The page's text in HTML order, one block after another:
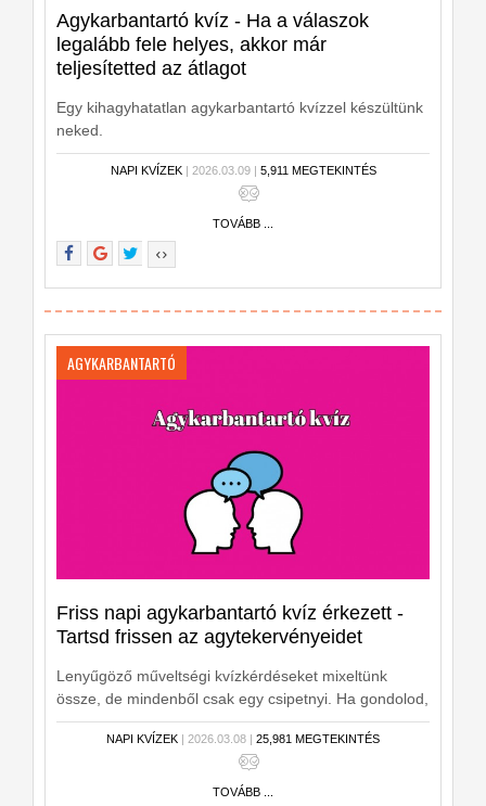
Agykarbantartó kvíz - Ha a válaszok
legalább fele helyes, akkor már
teljesítetted az átlagot
Egy kihagyhatatlan agykarbantartó kvízzel készültünk
neked.
NAPI KVÍZEK| 2026.03.09 | 5,911 MEGTEKINTÉS
TOVÁBB ...
AGYKARBANTARTÓ
Friss napi agykarbantartó kvíz érkezett -
Tartsd frissen az agytekervényeidet
Lenyűgöző műveltségi kvízkérdéseket mixeltünk
össze, de mindenből csak egy csipetnyi. Ha gondolod,
vágjunk is bele rögtön!
NAPI KVÍZEK | 2026.03.08 | 25,981 MEGTEKINTÉS
TOVÁBB ...